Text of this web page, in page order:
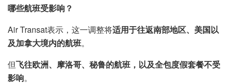
哪些航班受影响？
Air Transat表示，这一调整将适用于往返南部地区、美国以
及加拿大境内的航班。
但飞往欧洲、摩洛哥、秘鲁的航班，以及全包度假套餐不受
影响。